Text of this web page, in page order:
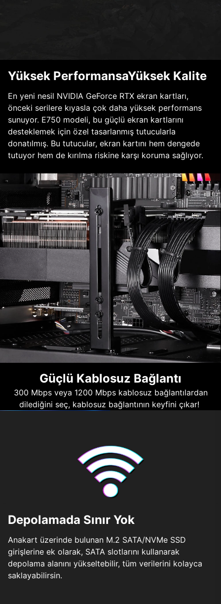
Yüksek PerformansaYüksek Kalite
En yeni nesil NVIDIA GeForce RTX ekran kartları,
önceki serilere kıyasla çok daha yüksek performans
sunuyor. E750 modeli, bu güçlü ekran kartlarını
desteklemek için özel tasarlanmış tutucularla
donatılmış. Bu tutucular, ekran kartını hem dengede
tutuyor hem de kırılma riskine karşı koruma sağlıyor.
Güçlü Kablosuz Bağlantı
300 Mbps veya 1200 Mbps kablosuz bağlantılardan
dilediğini seç, kablosuz bağlantının keyfini çıkar!
Depolamada Sınır Yok
Anakart üzerinde bulunan M.2 SATA/NVMe SSD
girişlerine ek olarak, SATA slotlarını kullanarak
depolama alanını yükseltebilir, tüm verilerini kolayca
saklayabilirsin.